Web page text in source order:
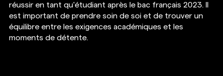
réussir en tant qu'étudiant après le bac français 2023. Il
est important de prendre soin de soi et de trouver un
équilibre entre les exigences académiques et les
moments de détente.